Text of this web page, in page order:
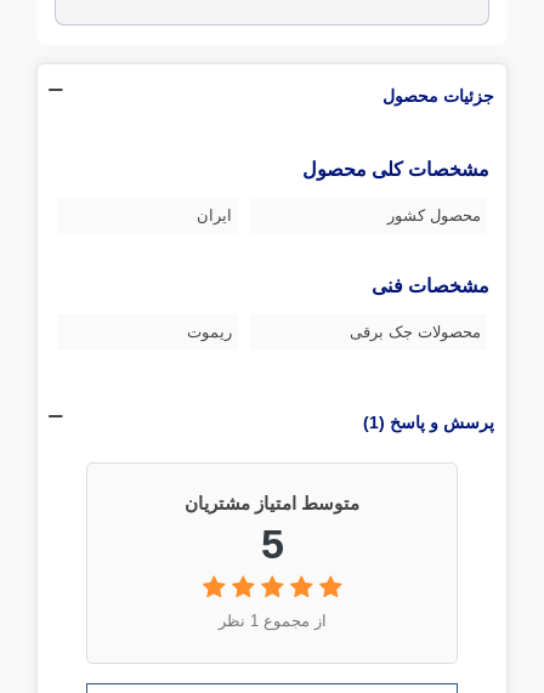
جزئیات محصول
مشخصات کلی محصول
محصول کشور ایران
مشخصات فنی
محصولات جک برقی ریموت
پرسش و پاسخ (1)
متوسط امتیاز مشتریان
5
از مجموع 1 نظر